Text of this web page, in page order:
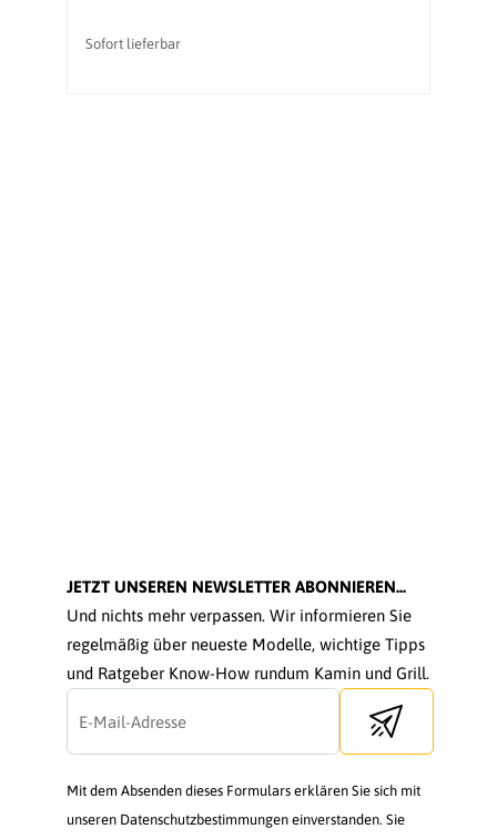
Sofort lieferbar
JETZT UNSEREN NEWSLETTER ABONNIEREN...
Und nichts mehr verpassen. Wir informieren Sie
regelmäßig über neueste Modelle, wichtige Tipps
und Ratgeber Know-How rundum Kamin und Grill.
Send newsletter
Mit dem Absenden dieses Formulars erklären Sie sich mit
unseren Datenschutzbestimmungen einverstanden. Sie